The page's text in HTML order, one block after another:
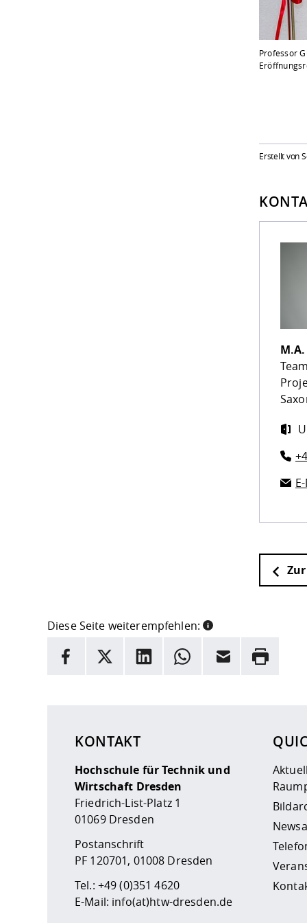
Professor
Erstellt von
Diese Seite weiterempfehlen:
INFORMATION
Facebook
X LinkedInWhatsappE-Mail Drucken
KONTAKT
Hochschule für Technik und
Wirtschaft Dresden
Friedrich-List-Platz 1
01069 Dresden
Postanschrift
PF 120701, 01008 Dresden
Tel.: +49 (0)351 4620
E-Mail: info(at)htw-dresden.de